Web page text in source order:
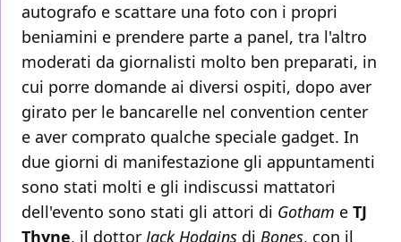
autografo e scattare una foto con i propri
beniamini e prendere parte a panel, tra l'altro
moderati da giornalisti molto ben preparati, in
cui porre domande ai diversi ospiti, dopo aver
girato per le bancarelle nel convention center
e aver comprato qualche speciale gadget. In
due giorni di manifestazione gli appuntamenti
sono stati molti e gli indiscussi mattatori
dell'evento sono stati gli attori di Gotham e TJ
Thyne, il dottor Jack Hodgins di Bones, con il